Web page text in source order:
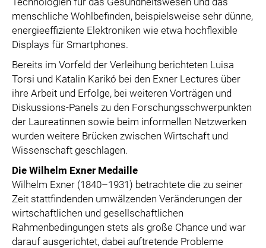
menschliche Wohlbefinden, beispielsweise sehr dünne,
energieeffiziente Elektroniken wie etwa hochflexible
Displays für Smartphones.
Bereits im Vorfeld der Verleihung berichteten Luisa
Torsi und Katalin Karikó bei den Exner Lectures über
ihre Arbeit und Erfolge, bei weiteren Vorträgen und
Diskussions-Panels zu den Forschungsschwerpunkten
der Laureatinnen sowie beim informellen Netzwerken
wurden weitere Brücken zwischen Wirtschaft und
Wissenschaft geschlagen.
Die Wilhelm Exner Medaille
Wilhelm Exner (1840–1931) betrachtete die zu seiner
Zeit stattfindenden umwälzenden Veränderungen der
wirtschaftlichen und gesellschaftlichen
Rahmenbedingungen stets als große Chance und war
darauf ausgerichtet, dabei auftretende Probleme